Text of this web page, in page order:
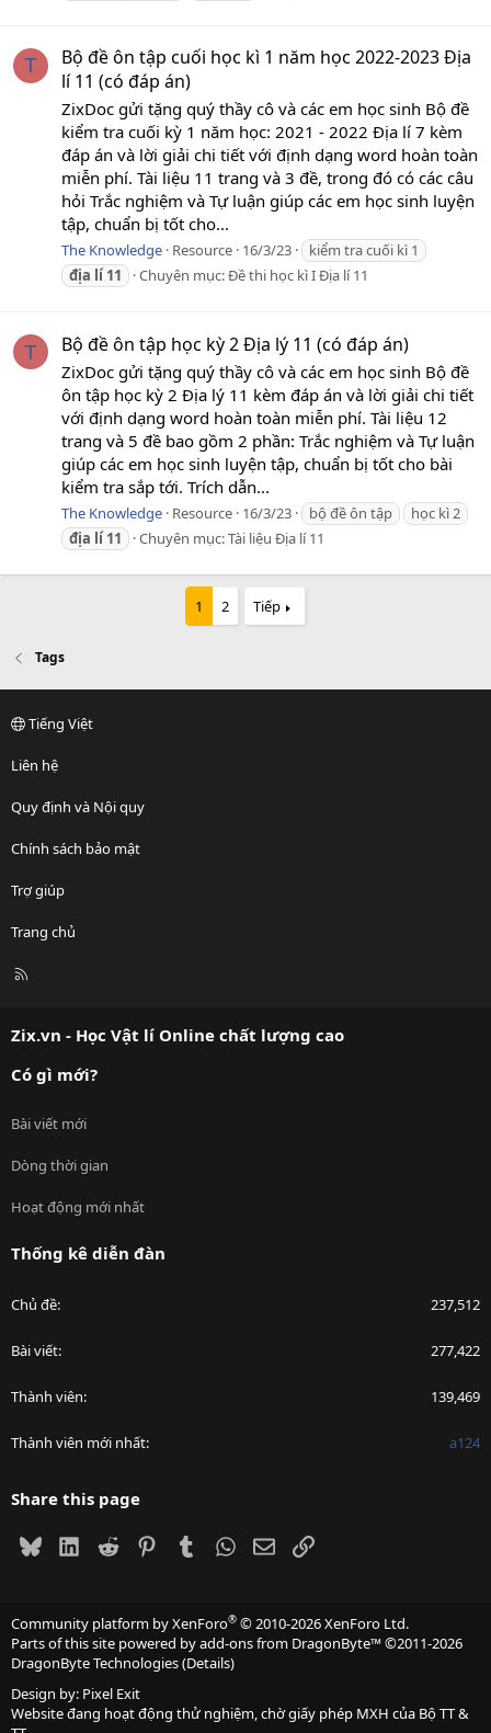
T
Bộ đề ôn tập cuối học kì 1 năm học 2022-2023 Địa
lí 11 (có đáp án)
ZixDoc gửi tặng quý thầy cô và các em học sinh Bộ đề
kiểm tra cuối kỳ 1 năm học: 2021 - 2022 Địa lí 7 kèm
đáp án và lời giải chi tiết với định dạng word hoàn toàn
miễn phí. Tài liệu 11 trang và 3 đề, trong đó có các câu
hỏi Trắc nghiệm và Tự luận giúp các em học sinh luyện
tập, chuẩn bị tốt cho...
The Knowledge Resource 16/3/23
kiểm tra cuối kì 1
địa lí 11 Chuyên mục:Đề thi học kì I Địa lí 11
T Bộ đề ôn tập học kỳ 2 Địa lý 11 (có đáp án)
ZixDoc gửi tặng quý thầy cô và các em học sinh Bộ đề
ôn tập học kỳ 2 Địa lý 11 kèm đáp án và lời giải chi tiết
với định dạng word hoàn toàn miễn phí. Tài liệu 12
trang và 5 đề bao gồm 2 phần: Trắc nghiệm và Tự luận
giúp các em học sinh luyện tập, chuẩn bị tốt cho bài
kiểm tra sắp tới. Trích dẫn...
The Knowledge Resource 16/3/23 bộ đề ôn tập
học kì 2
địa lí 11 Chuyên mục:Tài liệu Địa lí 11
1 2 Tiếp
Tags
Tiếng Việt
Liên hệ
Quy định và Nội quy
Chính sách bảo mật
Trợ giúp
Trang chủ
R
Zix.vn - Học Vật lí Online chất lượng cao
Có gì mới?
Bài viết mới
Dòng thời gian
Hoạt động mới nhất
Thống kê diễn đàn
Chủ đề 237,512
Bài viết 277,422
Thành viên 139,469
Thành viên mới nhất a124
Share this page
BlueskyLinkedIn
Reddit PinterestTumblrWhatsApp
EmailLink
Community platform by XenForo® © 2010-2026 XenForo Ltd.
Parts of this site powered byadd-ons from DragonByte™©2011-2026
DragonByte Technologies(Details)
Design by: Pixel Exit
Website đang hoạt động thử nghiệm, chờ giấy phép MXH của Bộ TT &